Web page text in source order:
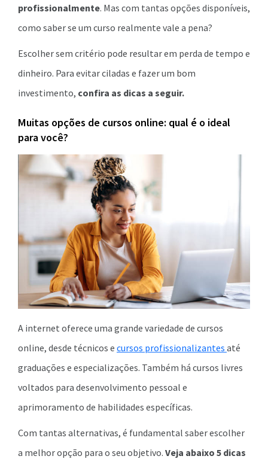
profissionalmente. Mas com tantas opções disponíveis,
como saber se um curso realmente vale a pena?
Escolher sem critério pode resultar em perda de tempo e
dinheiro. Para evitar ciladas e fazer um bom
investimento, confira as dicas a seguir.
Muitas opções de cursos online: qual é o ideal
para você?
A internet oferece uma grande variedade de cursos
online, desde técnicos e cursos profissionalizantes até
graduações e especializações. Também há cursos livres
voltados para desenvolvimento pessoal e
aprimoramento de habilidades específicas.
Com tantas alternativas, é fundamental saber escolher
a melhor opção para o seu objetivo. Veja abaixo 5 dicas